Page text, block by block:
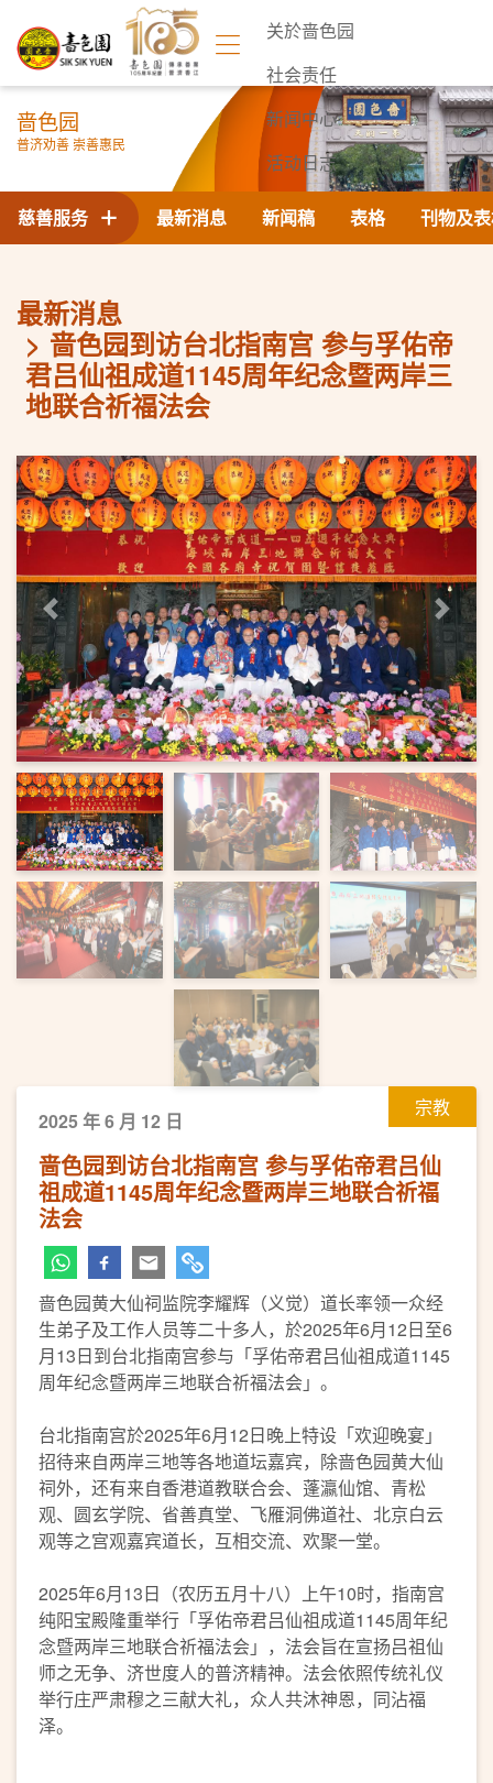
关於啬色园
社会责任
新闻中心
活动日志
联络我们
啬色园
普济劝善 崇善惠民
最新消息 新闻稿 表格 刊物及
慈善服务
最新消息
啬色园到访台北指南宫 参与孚佑帝
君吕仙祖成道1145周年纪念暨两岸三
地联合祈福法会
上一页 下一页
宗教
2025 年 6 月 12 日
啬色园到访台北指南宫 参与孚佑帝君吕仙
祖成道1145周年纪念暨两岸三地联合祈福
法会
啬色园黄大仙祠监院李耀辉（义觉）道长率领一众经
生弟子及工作人员等二十多人，於2025年6月12日至6
月13日到台北指南宫参与「孚佑帝君吕仙祖成道1145
周年纪念暨两岸三地联合祈福法会」。
台北指南宫於2025年6月12日晚上特设「欢迎晚宴」
招待来自两岸三地等各地道坛嘉宾，除啬色园黄大仙
祠外，还有来自香港道教联合会、蓬瀛仙馆、青松
观、圆玄学院、省善真堂、飞雁洞佛道社、北京白云
观等之宫观嘉宾道长，互相交流、欢聚一堂。
2025年6月13日（农历五月十八）上午10时，指南宫
纯阳宝殿隆重举行「孚佑帝君吕仙祖成道1145周年纪
念暨两岸三地联合祈福法会」，法会旨在宣扬吕祖仙
师之无争、济世度人的普济精神。法会依照传统礼仪
举行庄严肃穆之三献大礼，众人共沐神恩，同沾福
泽。